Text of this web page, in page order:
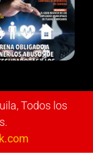
Todos los